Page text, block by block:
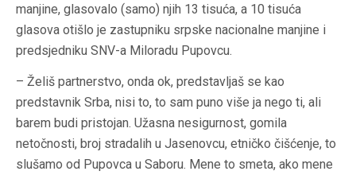
manjine, glasovalo (samo) njih 13 tisuća, a 10 tisuća
glasova otišlo je zastupniku srpske nacionalne manjine i
predsjedniku SNV-a Miloradu Pupovcu.
– Želiš partnerstvo, onda ok, predstavljaš se kao
predstavnik Srba, nisi to, to sam puno više ja nego ti, ali
barem budi pristojan. Užasna nesigurnost, gomila
netočnosti, broj stradalih u Jasenovcu, etničko čišćenje, to
slušamo od Pupovca u Saboru. Mene to smeta, ako mene